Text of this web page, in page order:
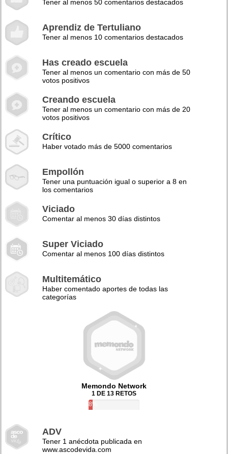
Tener al menos 50 comentarios destacados
Aprendiz de Tertuliano
Tener al menos 10 comentarios destacados
Has creado escuela
Tener al menos un comentario con más de 50
votos positivos
Creando escuela
Tener al menos un comentario con más de 20
votos positivos
Crítico
Haber votado más de 5000 comentarios
Empollón
Tener una puntuación igual o superior a 8 en
los comentarios
Viciado
Comentar al menos 30 días distintos
Super Viciado
Comentar al menos 100 días distintos
Multitemático
Haber comentado aportes de todas las
categorías
Memondo Network
1 DE 13 RETOS
8%
ADV
Tener 1 anécdota publicada en
www.ascodevida.com